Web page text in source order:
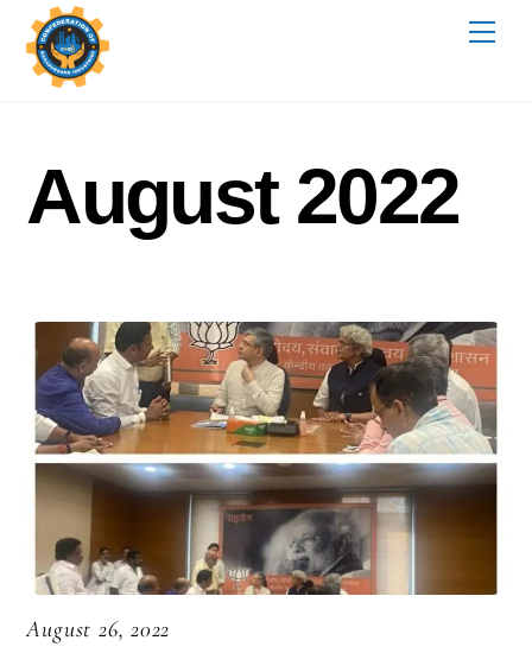
Skip
content
August 2022
August 26, 2022